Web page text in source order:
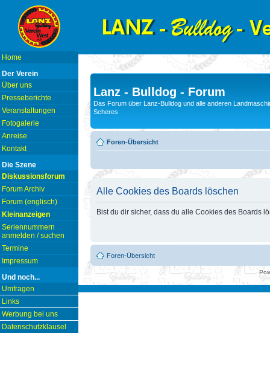
Home
Der Verein
Über uns
Presseberichte
Veranstaltungen
Fotogalerie
Anreise
Kontakt
Die Szene
Diskussionsforum
Forum Archiv
Forum (englisch)
Kleinanzeigen
Seriennummern
anmelden / suchen
Termine
Impressum
Und noch...
Umfragen
Links
Werbung bei uns
Datenschutzklausel
Lanz - Bulldog - Forum
Das Forum über Lanz-Bulldog und alle anderen
Scheres
Foren-Übersicht
Alle Cookies des Boards löschen
Bist du dir sicher, dass du alle Cookies des Boards
Foren-Übersicht